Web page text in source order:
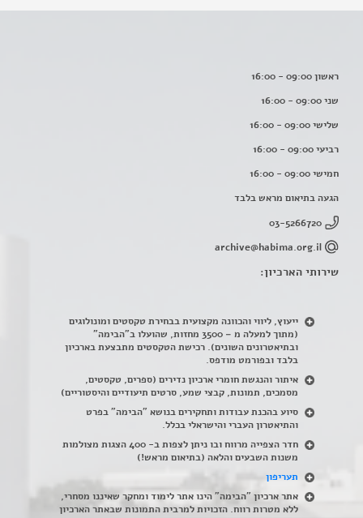
ראשון 09:00 - 16:00
שני 09:00 - 16:00
שלישי 09:00 - 16:00
רביעי 09:00 - 16:00
חמישי 09:00 - 16:00
הגעה בתיאום מראש בלבד
03-5266720
archive@habima.org.il
שירותי הארכיון:
ייעוץ, ליווי והכוונה מקצועית בבחירת טקסטים ומונולוגים
(מתוך למעלה מ – 3500 מחזות, שהועלו ב"הבימה"
ובתיאטרונים השונים). רכישת הטקסטים מתבצעת בארכיון
בלבד ובפורמט מודפס.
איתור והנגשת חומרי ארכיון נדירים (ספרים, טקסטים,
מסמכים, תמונות, קבצי שמע, סרטים תיעודיים והיסטוריים)
סיוע בהכנת עבודות ותחקירים בנושא "הבימה" בפרט
והתיאטרון העברי והישראלי בכלל.
חדר הצפייה מרווח ובו ניתן לצפות ב- 400 הצגות מצולמות
משנות השבעים והלאה (בתיאום מראש!)
תעריפון
אתר ארכיון "הבימה" הינו אתר לימוד ומחקר שאיננו מסחרי,
ללא מטרות רווח. הזכויות למרבית התמונות שבאתר הארכיון